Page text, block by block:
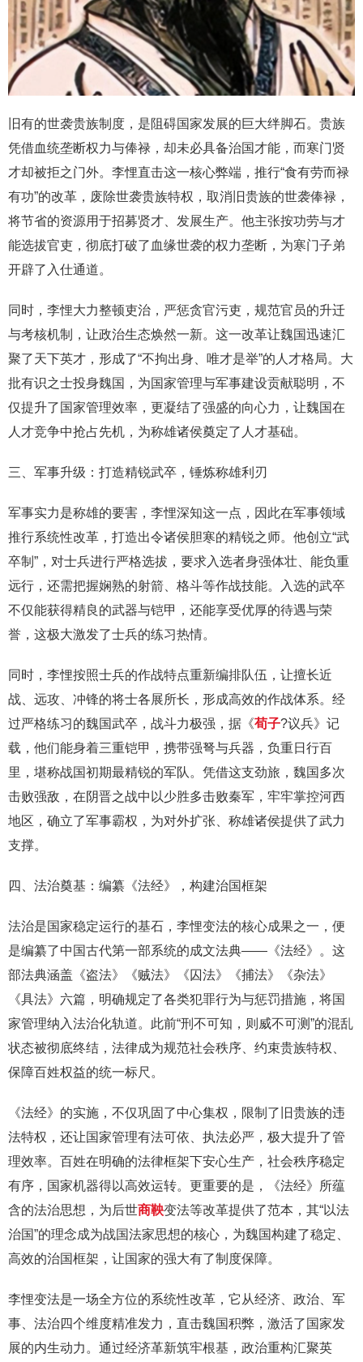
旧有的世袭贵族制度，是阻碍国家发展的巨大绊脚石。贵族
凭借血统垄断权力与俸禄，却未必具备治国才能，而寒门贤
才却被拒之门外。李悝直击这一核心弊端，推行“食有劳而禄
有功”的改革，废除世袭贵族特权，取消旧贵族的世袭俸禄，
将节省的资源用于招募贤才、发展生产。他主张按功劳与才
能选拔官吏，彻底打破了血缘世袭的权力垄断，为寒门子弟
开辟了入仕通道。
同时，李悝大力整顿吏治，严惩贪官污吏，规范官员的升迁
与考核机制，让政治生态焕然一新。这一改革让魏国迅速汇
聚了天下英才，形成了“不拘出身、唯才是举”的人才格局。大
批有识之士投身魏国，为国家管理与军事建设贡献聪明，不
仅提升了国家管理效率，更凝结了强盛的向心力，让魏国在
人才竞争中抢占先机，为称雄诸侯奠定了人才基础。
三、军事升级：打造精锐武卒，锤炼称雄利刃
军事实力是称雄的要害，李悝深知这一点，因此在军事领域
推行系统性改革，打造出令诸侯胆寒的精锐之师。他创立“武
卒制”，对士兵进行严格选拔，要求入选者身强体壮、能负重
远行，还需把握娴熟的射箭、格斗等作战技能。入选的武卒
不仅能获得精良的武器与铠甲，还能享受优厚的待遇与荣
誉，这极大激发了士兵的练习热情。
同时，李悝按照士兵的作战特点重新编排队伍，让擅长近
战、远攻、冲锋的将士各展所长，形成高效的作战体系。经
过严格练习的魏国武卒，战斗力极强，据《荀子?议兵》记
载，他们能身着三重铠甲，携带强弩与兵器，负重日行百
里，堪称战国初期最精锐的军队。凭借这支劲旅，魏国多次
击败强敌，在阴晋之战中以少胜多击败秦军，牢牢掌控河西
地区，确立了军事霸权，为对外扩张、称雄诸侯提供了武力
支撑。
四、法治奠基：编纂《法经》，构建治国框架
法治是国家稳定运行的基石，李悝变法的核心成果之一，便
是编纂了中国古代第一部系统的成文法典——《法经》。这
部法典涵盖《盗法》《贼法》《囚法》《捕法》《杂法》
《具法》六篇，明确规定了各类犯罪行为与惩罚措施，将国
家管理纳入法治化轨道。此前“刑不可知，则威不可测”的混乱
状态被彻底终结，法律成为规范社会秩序、约束贵族特权、
保障百姓权益的统一标尺。
《法经》的实施，不仅巩固了中心集权，限制了旧贵族的违
法特权，还让国家管理有法可依、执法必严，极大提升了管
理效率。百姓在明确的法律框架下安心生产，社会秩序稳定
有序，国家机器得以高效运转。更重要的是，《法经》所蕴
含的法治思想，为后世商鞅变法等改革提供了范本，其“以法
治国”的理念成为战国法家思想的核心，为魏国构建了稳定、
高效的治国框架，让国家的强大有了制度保障。
李悝变法是一场全方位的系统性改革，它从经济、政治、军
事、法治四个维度精准发力，直击魏国积弊，激活了国家发
展的内生动力。通过经济革新筑牢根基，政治重构汇聚英